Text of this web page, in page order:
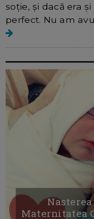
soție, și dacă era
perfect. Nu am
Maternitatea